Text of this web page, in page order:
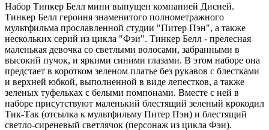
Набор Тинкер Белл мини выпущен компанией Дисней.
Тинкер Белл героиня знаменитого полнометражного
мультфильма прославленной студии "Питер Пэн", а также
нескольких серий из цикла "Фэи". Тинкер Белл - прелесная
маленькая девочка со светлыми волосами, забранными в
высокий пучок, и яркими синими глазами. В этом наборе она
предстает в коротком зеленом платье без рукавов с блестками
и верхней юбкой, выполненной в виде лепестков, а также
зеленых туфельках с белыми помпонами. Вместе с ней в
наборе присутствуют маленький блестящий зеленый крокодил
Тик-Так (отсылка к мультфильму Питер Пэн) и блестящий
светло-сиреневый светлячок (персонаж из цикла Фэи).